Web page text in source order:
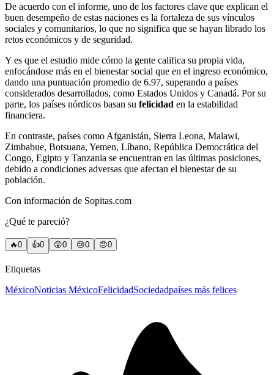
De acuerdo con el informe, uno de los factores clave que explican el
buen desempeño de estas naciones es la fortaleza de sus vínculos
sociales y comunitarios, lo que no significa que se hayan librado los
retos económicos y de seguridad.
Y es que el estudio mide cómo la gente califica su propia vida,
enfocándose más en el bienestar social que en el ingreso económico,
dando una puntuación promedio de 6.97, superando a países
considerados desarrollados, como Estados Unidos y Canadá. Por su
parte, los países nórdicos basan su felicidad en la estabilidad
financiera.
En contraste, países como Afganistán, Sierra Leona, Malawi,
Zimbabue, Botsuana, Yemen, Líbano, República Democrática del
Congo, Egipto y Tanzania se encuentran en las últimas posiciones,
debido a condiciones adversas que afectan el bienestar de su
población.
Con información de Sopitas.com
¿Qué te pareció?
🔥0 👍0 😲0 😢0 😠0
Etiquetas
MéxicoNoticias MéxicoFelicidadSociedadpaíses más felices